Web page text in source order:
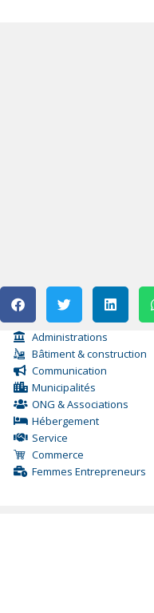
Administrations
Bâtiment & construction
Communication
Municipalités
ONG & Associations
Hébergement
Service
Commerce
Femmes Entrepreneurs